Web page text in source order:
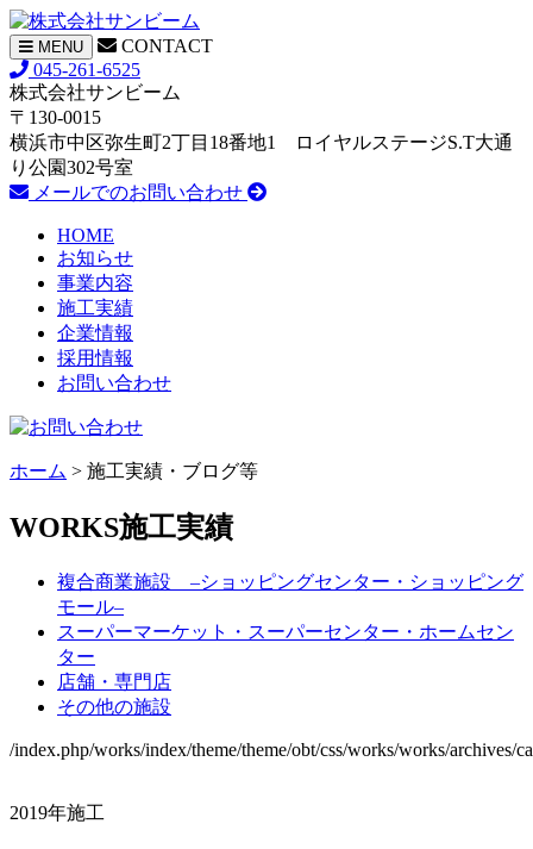
ナ
ビ
ゲ
ー
シ
ョ
ン
MENU
CONTACT
045-261-6525
株式会社サンビーム
〒130-0015
横浜市中区弥生町2丁目18番地1 ロイヤルステージS.T大通
り公園302号室
メールでのお問い合わせ
HOME
お知らせ
事業内容
施工実績
企業情報
採用情報
お問い合わせ
ホーム > 施工実績・ブログ等
WORKS施工実績
複合商業施設 –ショッピングセンター・ショッピング
モール–
スーパーマーケット・スーパーセンター・ホームセン
ター
店舗・専門店
その他の施設
/index.php/works/index/theme/theme/obt/css/works/works/archives/
2019年施工